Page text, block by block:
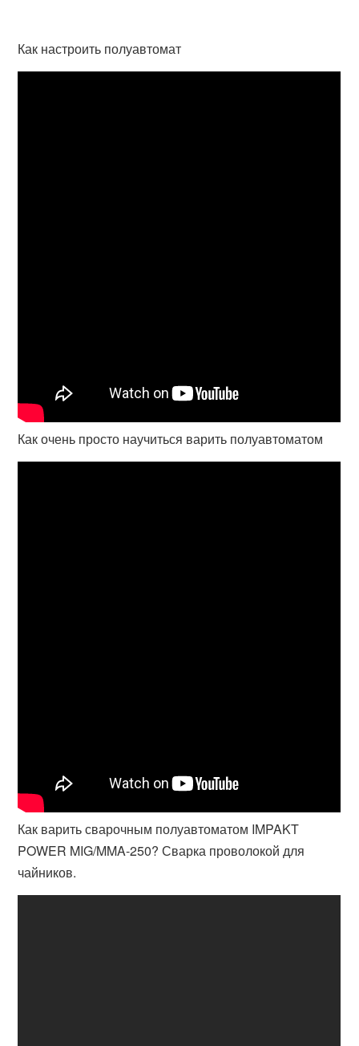
Как настроить полуавтомат
Как очень просто научиться варить полуавтоматом
Как варить сварочным полуавтоматом IMPAKT
POWER MIG/MMA-250? Сварка проволокой для
чайников.